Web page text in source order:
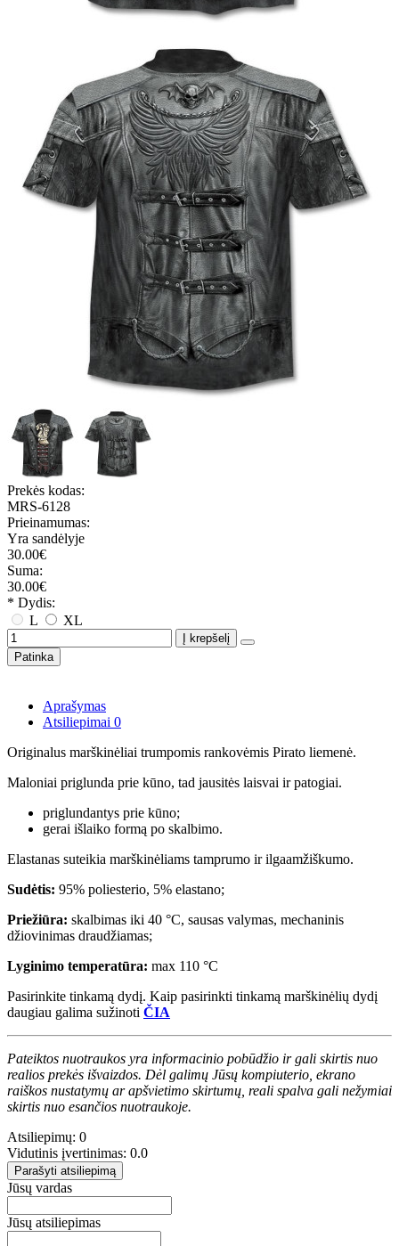
Prekės kodas:
MRS-6128
Prieinamumas:
Yra sandėlyje
30.00€
Suma:
30.00€
* Dydis:
L
XL
Į krepšelį
Patinka
Aprašymas
Atsiliepimai 0
Originalus marškinėliai trumpomis rankovėmis Pirato liemenė.
Maloniai priglunda prie kūno, tad jausitės laisvai ir patogiai.
priglundantys prie kūno;
gerai išlaiko formą po skalbimo.
Elastanas suteikia marškinėliams tamprumo ir ilgaamžiškumo.
Sudėtis: 95% poliesterio, 5% elastano;
Priežiūra: skalbimas iki 40 °C, sausas valymas, mechaninis
džiovinimas draudžiamas;
Lyginimo temperatūra: max 110 °C
Pasirinkite tinkamą dydį. Kaip pasirinkti tinkamą marškinėlių dydį
daugiau galima sužinoti ČIA
Pateiktos nuotraukos yra informacinio pobūdžio ir gali skirtis nuo
realios prekės išvaizdos. Dėl galimų Jūsų kompiuterio, ekrano
raiškos nustatymų ar apšvietimo skirtumų, reali spalva gali nežymiai
skirtis nuo esančios nuotraukoje.
Atsiliepimų: 0
Vidutinis įvertinimas: 0.0
Parašyti atsiliepimą
Jūsų vardas
Jūsų atsiliepimas